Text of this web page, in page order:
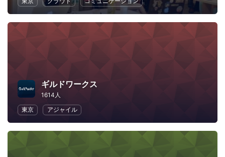
ギルドワークス
1614人
東京
アジャイル